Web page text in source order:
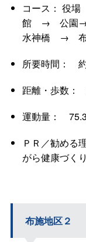
コース：
館 → 公園
水神橋 → 布
所要時間：
距離・歩数：
運動量：
ＰＲ／勧める
がら健康づく
布施地区２